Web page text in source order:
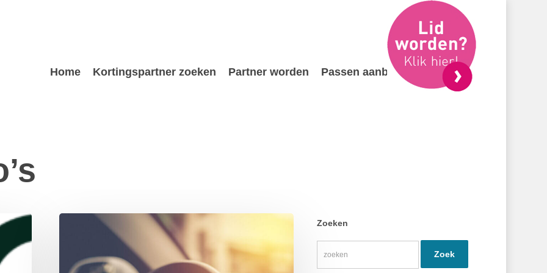
Home Kortingspartner zoeken Partner worden Passen aanbieden Contact
Rijbewijskeuring
Centrum
Zoeken